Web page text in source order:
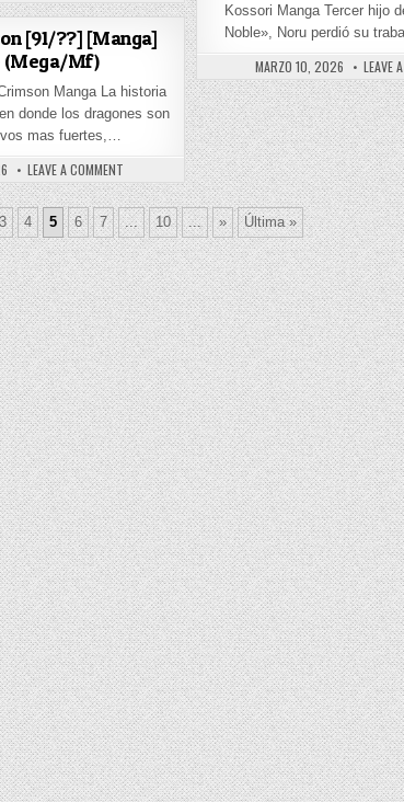
Kossori Manga Tercer hijo
Noble», Noru perdió su
PUBLISHED DATE:
MARZO 10, 2026 LEAVE
NO KA? [56/??] [MANGA] PDF – (MEGA/MF)
[91/??] [Manga]
(Mega/Mf)
Manga La historia
donde los dragones son
mas fuertes,…
LEAVE A COMMENT ON RAGNA CRIMSON [91/??] [MANGA] PDF – (MEGA/
3 4 5 6 7 ... 10 ... » Última »